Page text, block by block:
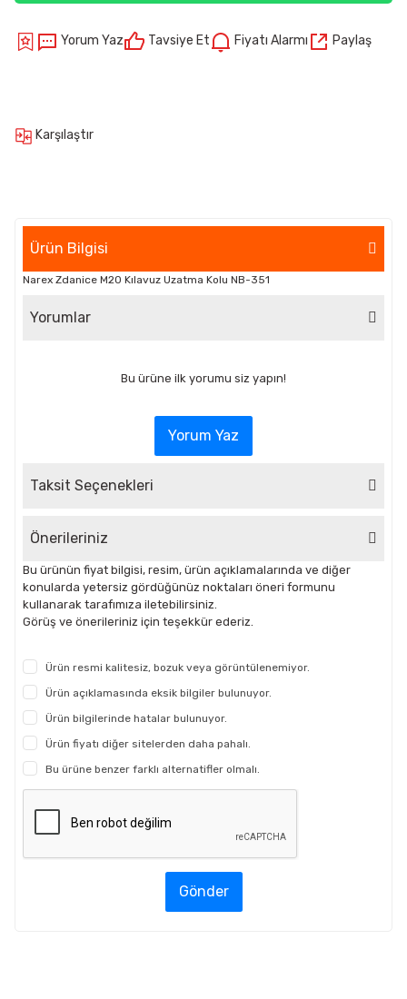
Yorum Yaz Tavsiye Et Fiyatı Alarmı Paylaş
Karşılaştır
Ürün Bilgisi
Narex Zdanice M20 Kılavuz Uzatma Kolu NB-351
Yorumlar
Bu ürüne ilk yorumu siz yapın!
Yorum Yaz
Taksit Seçenekleri
Önerileriniz
Bu ürünün fiyat bilgisi, resim, ürün açıklamalarında ve diğer
konularda yetersiz gördüğünüz noktaları öneri formunu
kullanarak tarafımıza iletebilirsiniz.
Görüş ve önerileriniz için teşekkür ederiz.
Ürün resmi kalitesiz, bozuk veya görüntülenemiyor.
Ürün açıklamasında eksik bilgiler bulunuyor.
Ürün bilgilerinde hatalar bulunuyor.
Ürün fiyatı diğer sitelerden daha pahalı.
Bu ürüne benzer farklı alternatifler olmalı.
Gönder